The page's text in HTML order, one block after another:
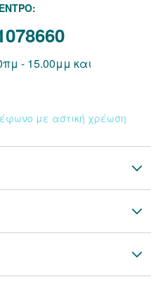
- 15.00μμ και
με αστική χρέωση